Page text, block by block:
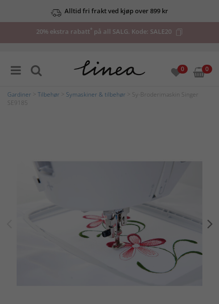
Alltid fri frakt ved kjøp over 899 kr
20% ekstra rabatt* på all SALG. Kode: SALE20
0 0
Gardiner Tilbehør Symaskiner & tilbehør > Sy-Broderimaskin Singer
SE9185